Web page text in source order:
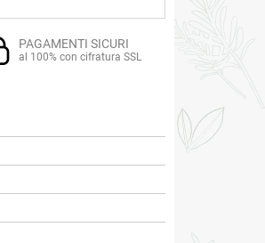
PAGAMENTI SICURI
al 100% con cifratura SSL